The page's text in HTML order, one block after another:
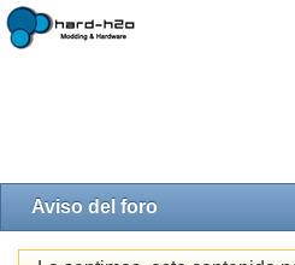
Aviso del foro